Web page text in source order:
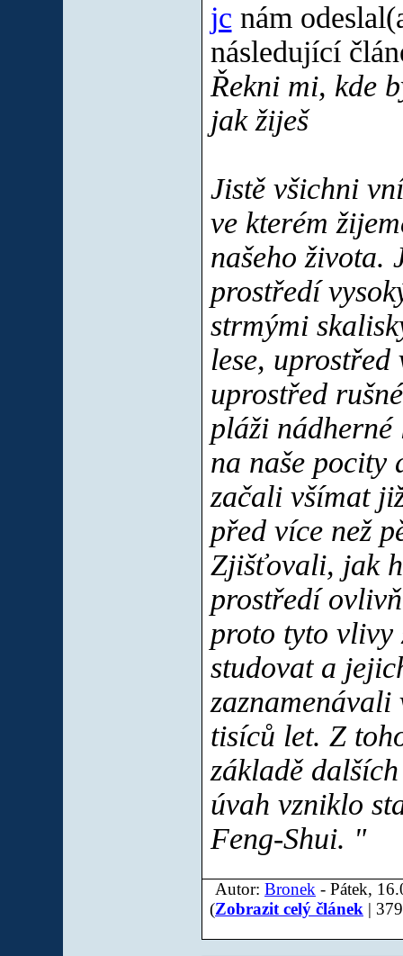
jc nám
následující
Řekni mi, kde
jak žiješ
Jistě všichni
ve kterém
našeho života.
prostředí
strmými
lese,
uprostřed
pláži
na naše pocity
začali všímat
před více než
Zjišťovali, jak
prostředí
proto tyto vlivy
studovat a
zaznamenávali
tisíců let. Z
základě
úvah vzniklo
Feng-Shui. "
Autor: Bronek - Pátek,
(Zobrazit celý článek |